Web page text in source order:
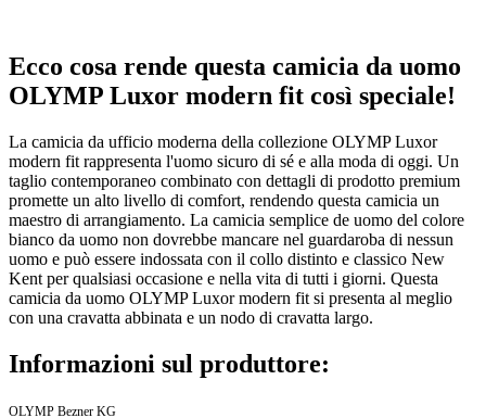
Ecco cosa rende questa camicia da uomo
OLYMP Luxor modern fit così speciale!
La camicia da ufficio moderna della collezione OLYMP Luxor
modern fit rappresenta l'uomo sicuro di sé e alla moda di oggi. Un
taglio contemporaneo combinato con dettagli di prodotto premium
promette un alto livello di comfort, rendendo questa camicia un
maestro di arrangiamento. La camicia semplice de uomo del colore
bianco da uomo non dovrebbe mancare nel guardaroba di nessun
uomo e può essere indossata con il collo distinto e classico New
Kent per qualsiasi occasione e nella vita di tutti i giorni. Questa
camicia da uomo OLYMP Luxor modern fit si presenta al meglio
con una cravatta abbinata e un nodo di cravatta largo.
Informazioni sul produttore:
OLYMP Bezner KG